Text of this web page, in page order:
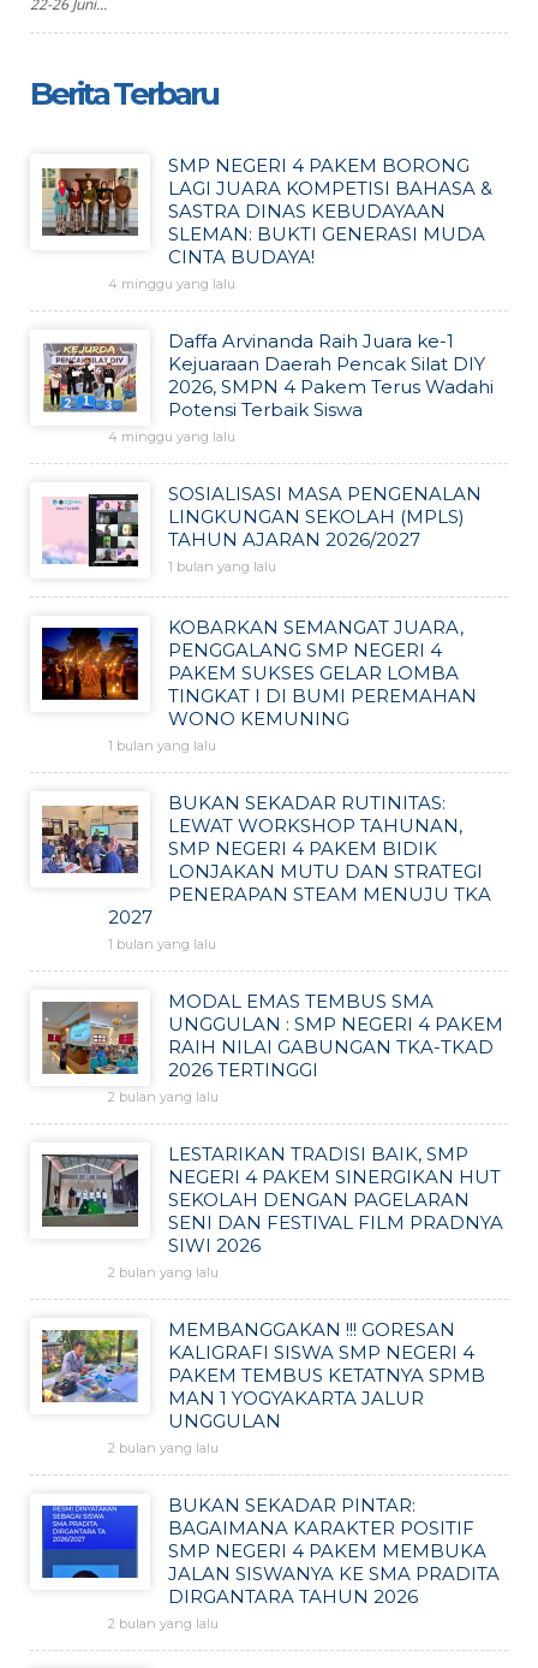
22-26 Juni...
Berita Terbaru
SMP NEGERI 4 PAKEM BORONG
LAGI JUARA KOMPETISI BAHASA &
SASTRA DINAS KEBUDAYAAN
SLEMAN: BUKTI GENERASI MUDA
CINTA BUDAYA!
4 minggu yang lalu
Daffa Arvinanda Raih Juara ke-1
Kejuaraan Daerah Pencak Silat DIY
2026, SMPN 4 Pakem Terus Wadahi
Potensi Terbaik Siswa
4 minggu yang lalu
SOSIALISASI MASA PENGENALAN
LINGKUNGAN SEKOLAH (MPLS)
TAHUN AJARAN 2026/2027
1 bulan yang lalu
KOBARKAN SEMANGAT JUARA,
PENGGALANG SMP NEGERI 4
PAKEM SUKSES GELAR LOMBA
TINGKAT I DI BUMI PEREMAHAN
WONO KEMUNING
1 bulan yang lalu
BUKAN SEKADAR RUTINITAS:
LEWAT WORKSHOP TAHUNAN,
SMP NEGERI 4 PAKEM BIDIK
LONJAKAN MUTU DAN STRATEGI
PENERAPAN STEAM MENUJU TKA
2027
1 bulan yang lalu
MODAL EMAS TEMBUS SMA
UNGGULAN : SMP NEGERI 4 PAKEM
RAIH NILAI GABUNGAN TKA-TKAD
2026 TERTINGGI
2 bulan yang lalu
LESTARIKAN TRADISI BAIK, SMP
NEGERI 4 PAKEM SINERGIKAN HUT
SEKOLAH DENGAN PAGELARAN
SENI DAN FESTIVAL FILM PRADNYA
SIWI 2026
2 bulan yang lalu
MEMBANGGAKAN !!! GORESAN
KALIGRAFI SISWA SMP NEGERI 4
PAKEM TEMBUS KETATNYA SPMB
MAN 1 YOGYAKARTA JALUR
UNGGULAN
2 bulan yang lalu
BUKAN SEKADAR PINTAR:
BAGAIMANA KARAKTER POSITIF
SMP NEGERI 4 PAKEM MEMBUKA
JALAN SISWANYA KE SMA PRADITA
DIRGANTARA TAHUN 2026
2 bulan yang lalu